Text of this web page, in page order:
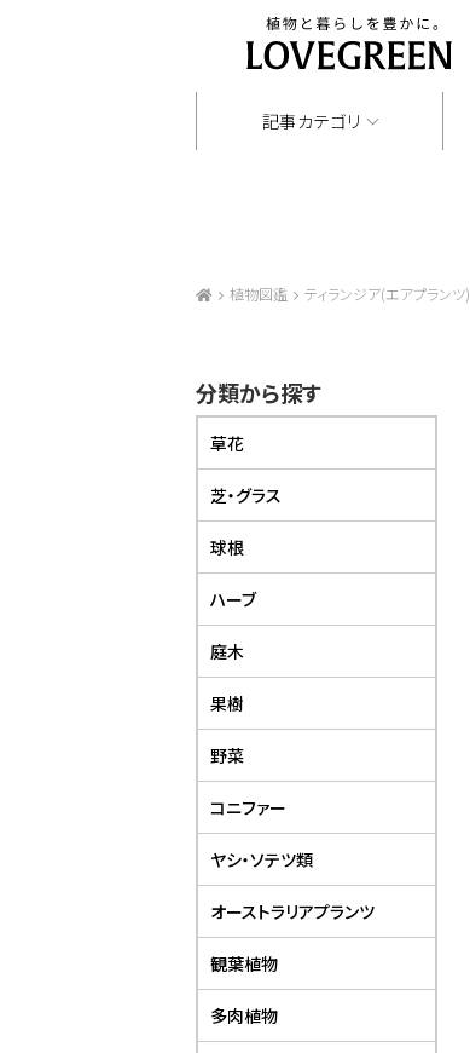
記事カテゴリ
植物図鑑 ティランジア(エアプランツ)
分類から探す
草花
芝・グラス
球根
ハーブ
庭木
果樹
野菜
コニファー
ヤシ・ソテツ類
オーストラリアプランツ
観葉植物
多肉植物